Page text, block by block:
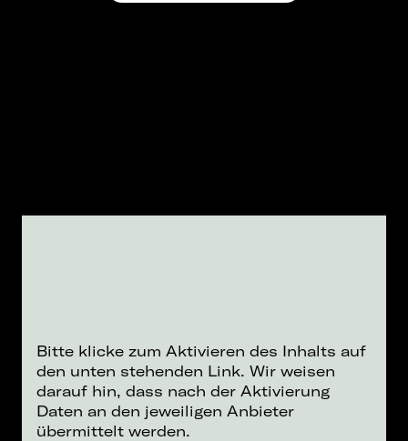
Bitte klicke zum Aktivieren des Inhalts auf
den unten stehenden Link. Wir weisen
darauf hin, dass nach der Aktivierung
Daten an den jeweiligen Anbieter
übermittelt werden.